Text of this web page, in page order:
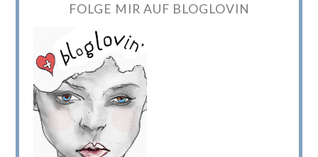
FOLGE MIR AUF BLOGLOVIN